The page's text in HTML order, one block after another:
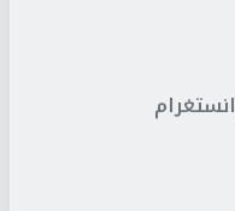
انستغرام